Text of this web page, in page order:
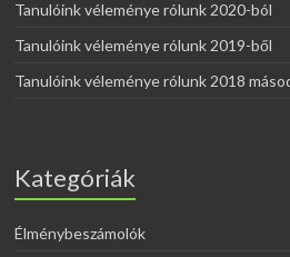
Tanulóink véleménye rólunk 2020-ból
Tanulóink véleménye rólunk 2019-ből
Tanulóink véleménye rólunk 2018
Kategóriák
Élménybeszámolók